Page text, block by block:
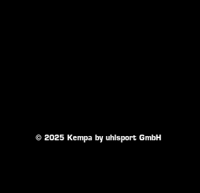
© 2025 Kempa by uhlsport GmbH